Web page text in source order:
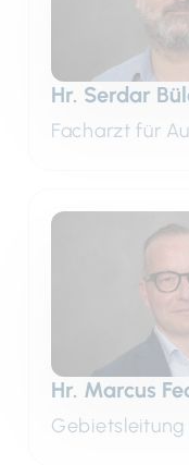
Hr. Serdar
Facharzt für
Hr. Marcus